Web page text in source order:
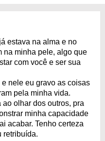
estava na alma e no
na minha pele, algo que
com você e ser sua
nele eu gravo as coisas
pela minha vida.
olhar dos outros, pra
minha capacidade
acabar. Tenho certeza
retribuída.